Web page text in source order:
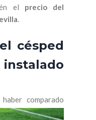
el precio del
césped
haber comparado